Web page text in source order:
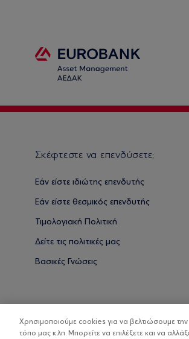
Σκέφτεστε να επενδύσετε;
Εάν είστε ιδιώτης επενδυτής
Εάν είστε θεσμικός επενδυτής
Τιμολογιακή Πολιτική
Δείτε τις πολιτικές μας
Βασικές Γνώσεις
Χρησιμοποιούμε cookies για να βελτιώσουμε
τόπο μας κ.λπ. Μπορείτε να επιλέξετε και να